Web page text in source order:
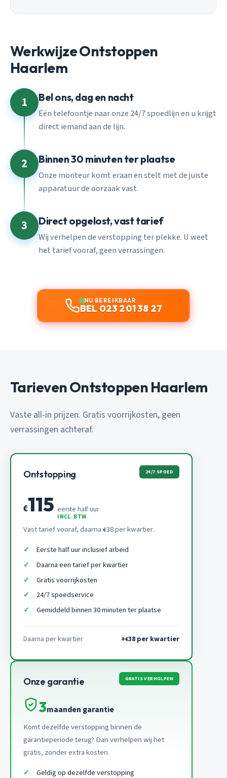
Werkwijze Ontstoppen
Haarlem
1 Bel ons, dag en nacht
Eén telefoontje naar onze 24/7 spoedlijn en u krijgt
direct iemand aan de lijn.
2 Binnen 30 minuten ter plaatse
Onze monteur komt eraan en stelt met de juiste
apparatuur de oorzaak vast.
3 Direct opgelost, vast tarief
Wij verhelpen de verstopping ter plekke. U weet
het tarief vooraf, geen verrassingen.
NU BEREIKBAAR
BEL 023 201 38 27
Tarieven Ontstoppen Haarlem
Vaste all-in prijzen. Gratis voorrijkosten, geen
verrassingen achteraf.
Ontstopping 24/7 SPOED
€115 eerste half uur
INCL. BTW
Vast tarief vooraf, daarna €38 per kwartier.
Eerste half uur inclusief arbeid
Daarna een tarief per kwartier
Gratis voorrijkosten
24/7 spoedservice
Gemiddeld binnen 30 minuten ter plaatse
Daarna per kwartier +€38 per kwartier
Onze garantie GRATIS VERHOLPEN
3maanden garantie
Komt dezelfde verstopping binnen de
garantieperiode terug? Dan verhelpen wij het
gratis, zonder extra kosten.
Geldig op dezelfde verstopping